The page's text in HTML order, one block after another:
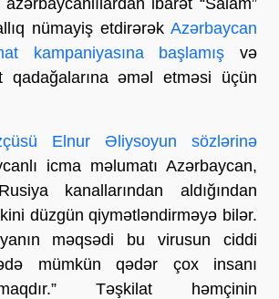
nümayiş etdirərək Azərbaycan
kampaniyasına başlamış və
qadağalarına əməl etməsi üçün
Elnur Əliysoyun sözlərinə
icma məlumatı Azərbaycan,
kanallarından aldığından
düzgün qiymətləndirməyə bilər.
məqsədi bu virusun ciddi
mümkün qədər çox insanı
Təşkilat həmçinin